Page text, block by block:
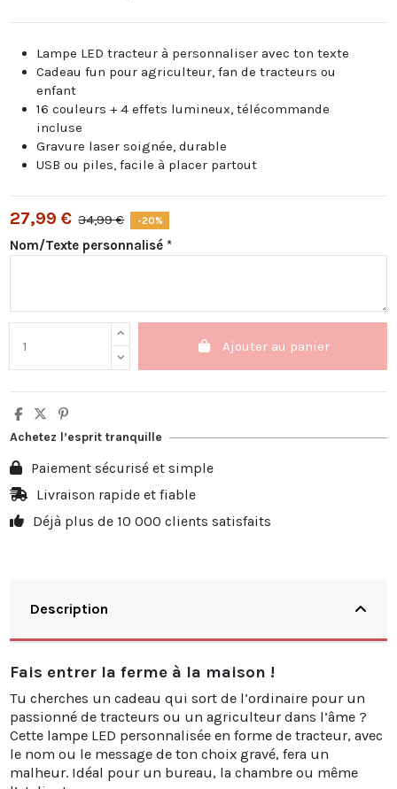
Lampe LED tracteur à personnaliser avec ton texte
Cadeau fun pour agriculteur, fan de tracteurs ou
enfant
16 couleurs + 4 effets lumineux, télécommande
incluse
Gravure laser soignée, durable
USB ou piles, facile à placer partout
27,99 € 34,99 € -20%
Nom/Texte personnalisé *
Ajouter au panier
Achetez l’esprit tranquille
Paiement sécurisé et simple
Livraison rapide et fiable
Déjà plus de 10 000 clients satisfaits
Description
Fais entrer la ferme à la maison !
Tu cherches un cadeau qui sort de l’ordinaire pour un
passionné de tracteurs ou un agriculteur dans l’âme ?
Cette lampe LED personnalisée en forme de tracteur, avec
le nom ou le message de ton choix gravé, fera un
malheur. Idéal pour un bureau, la chambre ou même